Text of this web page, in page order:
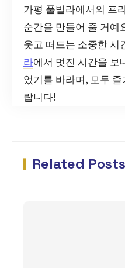
가평 풀빌라에서의 프
순간을 만들어 줄 거예
웃고 떠드는 소중한 시
라에서 멋진 시간을 보
었기를 바라며, 모두
랍니다!
Related Posts